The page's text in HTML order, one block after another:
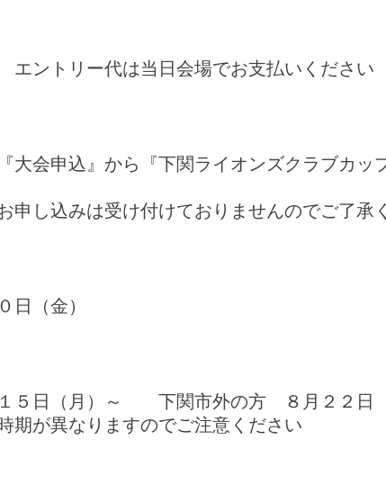
エントリー代は当日会場でお支払いください
大会申込』から『下関ライオンズクラブカッ
申し込みは受け付けておりませんのでご了承
日（金）
５日（月）～ 下関市外の方 ８月２２日
期が異なりますのでご注意ください